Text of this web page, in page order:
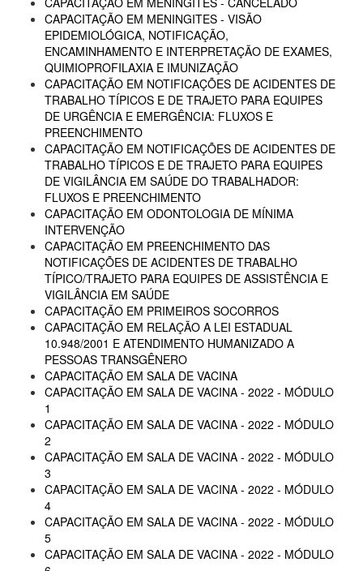
CAPACITAÇÃO EM MENINGITES - VISÃO
EPIDEMIOLÓGICA, NOTIFICAÇÃO,
ENCAMINHAMENTO E INTERPRETAÇÃO DE EXAMES,
QUIMIOPROFILAXIA E IMUNIZAÇÃO
CAPACITAÇÃO EM NOTIFICAÇÕES DE ACIDENTES DE
TRABALHO TÍPICOS E DE TRAJETO PARA EQUIPES
DE URGÊNCIA E EMERGÊNCIA: FLUXOS E
PREENCHIMENTO
CAPACITAÇÃO EM NOTIFICAÇÕES DE ACIDENTES DE
TRABALHO TÍPICOS E DE TRAJETO PARA EQUIPES
DE VIGILÂNCIA EM SAÚDE DO TRABALHADOR:
FLUXOS E PREENCHIMENTO
CAPACITAÇÃO EM ODONTOLOGIA DE MÍNIMA
INTERVENÇÃO
CAPACITAÇÃO EM PREENCHIMENTO DAS
NOTIFICAÇÕES DE ACIDENTES DE TRABALHO
TÍPICO/TRAJETO PARA EQUIPES DE ASSISTÊNCIA E
VIGILÂNCIA EM SAÚDE
CAPACITAÇÃO EM PRIMEIROS SOCORROS
CAPACITAÇÃO EM RELAÇÃO A LEI ESTADUAL
10.948/2001 E ATENDIMENTO HUMANIZADO A
PESSOAS TRANSGÊNERO
CAPACITAÇÃO EM SALA DE VACINA
CAPACITAÇÃO EM SALA DE VACINA - 2022 - MÓDULO
1
CAPACITAÇÃO EM SALA DE VACINA - 2022 - MÓDULO
2
CAPACITAÇÃO EM SALA DE VACINA - 2022 - MÓDULO
3
CAPACITAÇÃO EM SALA DE VACINA - 2022 - MÓDULO
4
CAPACITAÇÃO EM SALA DE VACINA - 2022 - MÓDULO
5
CAPACITAÇÃO EM SALA DE VACINA - 2022 - MÓDULO